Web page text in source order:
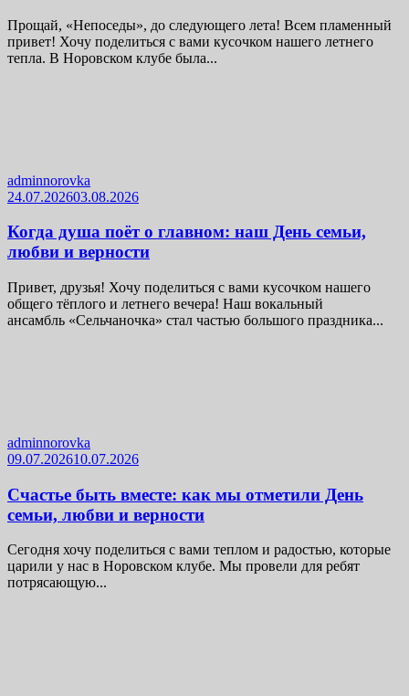
Прощай, «Непоседы», до следующего лета! Всем пламенный
привет! Хочу поделиться с вами кусочком нашего летнего
тепла. В Норовском клубе была...
adminnorovka
24.07.202603.08.2026
Когда душа поёт о главном: наш День семьи,
любви и верности
Привет, друзья! Хочу поделиться с вами кусочком нашего
общего тёплого и летнего вечера! Наш вокальный
ансамбль «Сельчаночка» стал частью большого праздника...
adminnorovka
09.07.202610.07.2026
Счастье быть вместе: как мы отметили День
семьи, любви и верности
Сегодня хочу поделиться с вами теплом и радостью, которые
царили у нас в Норовском клубе. Мы провели для ребят
потрясающую...